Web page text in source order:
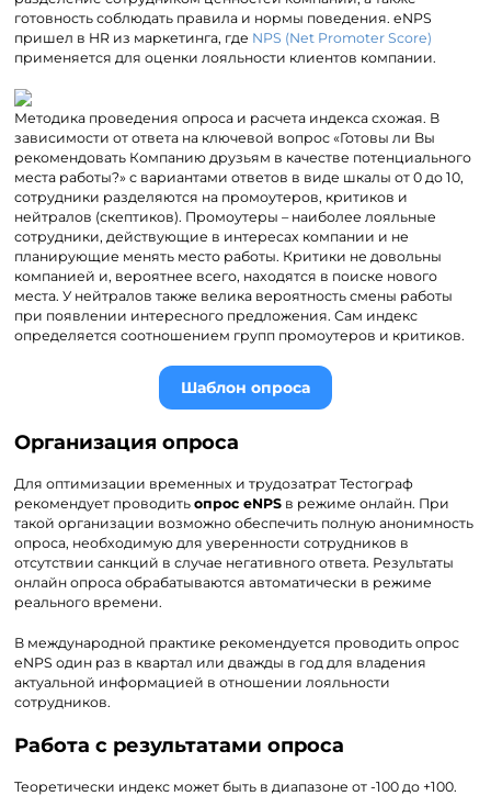
готовность соблюдать правила и нормы поведения. eNPS
пришел в HR из маркетинга, где NPS (Net Promoter Score)
применяется для оценки лояльности клиентов компании.
Методика проведения опроса и расчета индекса схожая. В
зависимости от ответа на ключевой вопрос «Готовы ли Вы
рекомендовать Компанию друзьям в качестве потенциального
места работы?» с вариантами ответов в виде шкалы от 0 до 10,
сотрудники разделяются на промоутеров, критиков и
нейтралов (скептиков). Промоутеры – наиболее лояльные
сотрудники, действующие в интересах компании и не
планирующие менять место работы. Критики не довольны
компанией и, вероятнее всего, находятся в поиске нового
места. У нейтралов также велика вероятность смены работы
при появлении интересного предложения. Сам индекс
определяется соотношением групп промоутеров и критиков.
Шаблон опроса
Организация опроса
Для оптимизации временных и трудозатрат Тестограф
рекомендует проводитьопрос eNPS в режиме онлайн. При
такой организации возможно обеспечить полную анонимность
опроса, необходимую для уверенности сотрудников в
отсутствии санкций в случае негативного ответа. Результаты
онлайн опроса обрабатываются автоматически в режиме
реального времени.
В международной практике рекомендуется проводить опрос
eNPS один раз в квартал или дважды в год для владения
актуальной информацией в отношении лояльности
сотрудников.
Работа с результатами опроса
Теоретически индекс может быть в диапазоне от -100 до +100.